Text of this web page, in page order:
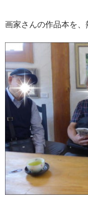
画家さんの作品本を、